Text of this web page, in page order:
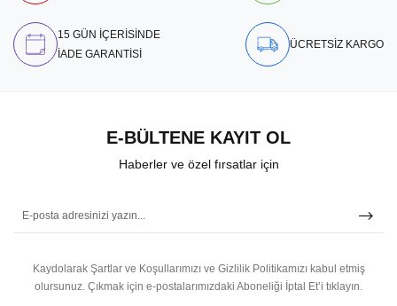
15 GÜN İÇERİSİNDE
İADE GARANTİSİ
ÜCRETSİZ KARGO
E-BÜLTENE KAYIT OL
Haberler ve özel fırsatlar için
Kaydolarak Şartlar ve Koşullarımızı ve Gizlilik Politikamızı kabul etmiş
olursunuz. Çıkmak için e-postalarımızdaki Aboneliği İptal Et’i tıklayın.